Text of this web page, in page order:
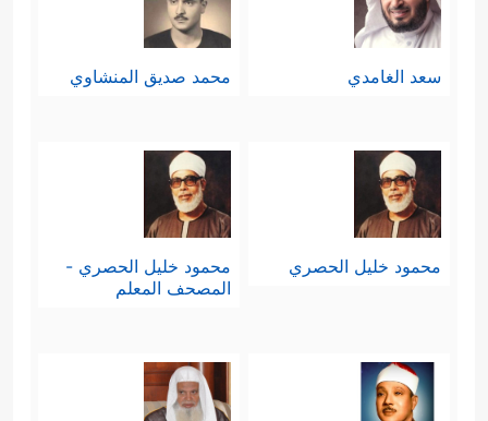
سعد الغامدي محمد صديق المنشاوي
محمود خليل الحصري
محمود خليل الحصري -
المصحف المعلم